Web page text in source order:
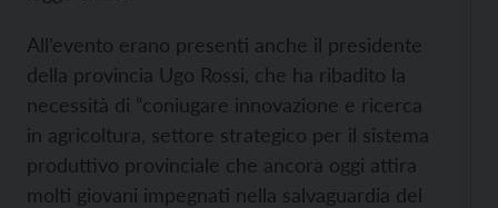
All’evento erano presenti anche il presidente
della provincia Ugo Rossi, che ha ribadito la
necessità di “coniugare innovazione e ricerca
in agricoltura, settore strategico per il sistema
produttivo provinciale che ancora oggi attira
molti giovani impegnati nella salvaguardia del